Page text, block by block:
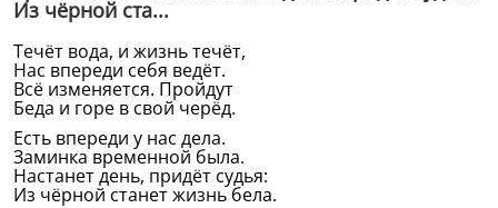
Из чёрной ста...
Течёт вода, и жизнь течёт,
Нас впереди себя ведёт.
Всё изменяется. Пройдут
Беда и горе в свой черёд.
Есть впереди у нас дела.
Заминка временной была.
Настанет день, придёт судья:
Из чёрной станет жизнь бела.